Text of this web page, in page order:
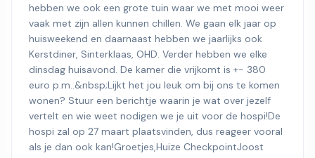
hebben we ook een grote tuin waar we met mooi weer
vaak met zijn allen kunnen chillen. We gaan elk jaar op
huisweekend en daarnaast hebben we jaarlijks ook
Kerstdiner, Sinterklaas, OHD. Verder hebben we elke
dinsdag huisavond. De kamer die vrijkomt is +- 380
euro p.m..&nbsp;Lijkt het jou leuk om bij ons te komen
wonen? Stuur een berichtje waarin je wat over jezelf
vertelt en wie weet nodigen we je uit voor de hospi!De
hospi zal op 27 maart plaatsvinden, dus reageer vooral
als je dan ook kan!Groetjes,Huize CheckpointJoost